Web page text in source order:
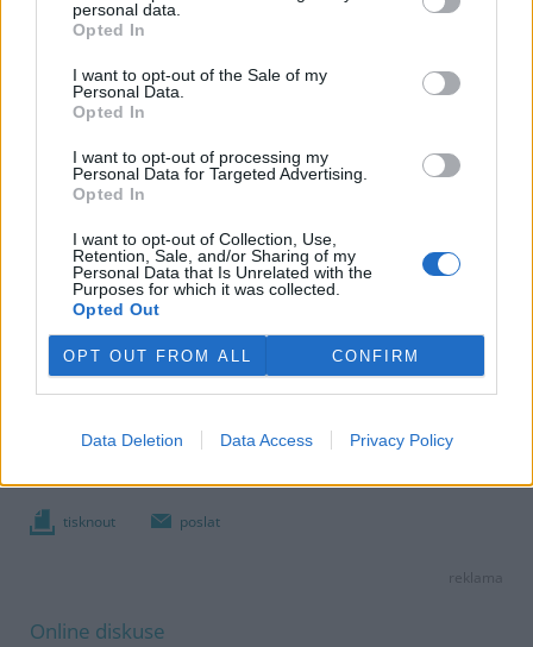
personal data.
Opted In
I want to opt-out of the Sale of my
Personal Data.
Opted In
I want to opt-out of processing my
Personal Data for Targeted Advertising.
Opted In
I want to opt-out of Collection, Use,
Retention, Sale, and/or Sharing of my
Personal Data that Is Unrelated with the
Purposes for which it was collected.
Opted Out
OPT OUT FROM ALL CONFIRM
Data Deletion Data Access Privacy Policy
Petr Vaňous
tisknout poslat
reklama
Online diskuse